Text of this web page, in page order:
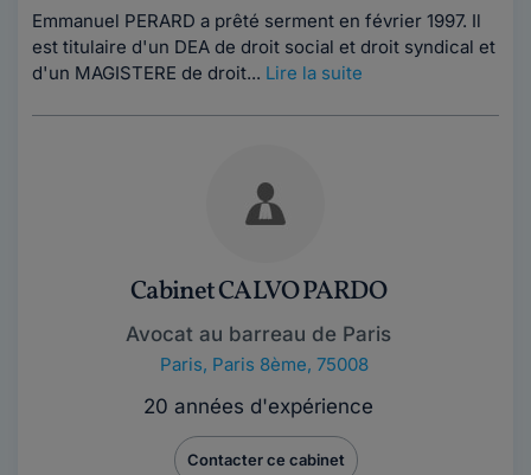
Emmanuel PERARD a prêté serment en février 1997. Il
est titulaire d'un DEA de droit social et droit syndical et
d'un MAGISTERE de droit... Lire la suite
Cabinet CALVO PARDO
Avocat au barreau de Paris
Paris, Paris 8ème, 75008
20 années d'expérience
Contacter ce cabinet